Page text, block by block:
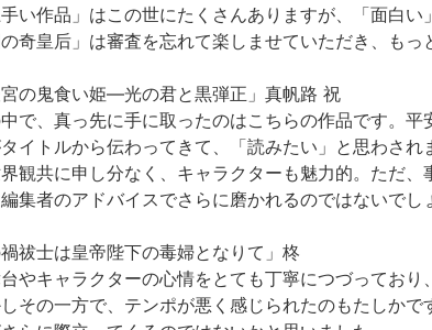
い作品」はこの世にたくさんありますが、「面白
の奇皇后」は審査を忘れて楽しませていただき、も
宮の鬼食い姫―光の君と黒弾正」真帆路 祝
で、真っ先に手に取ったのはこちらの作品です。
イトルから伝わってきて、「読みたい」と思わされ
観共に申し分なく、キャラクターも魅力的。ただ
集者のアドバイスでさらに磨かれるのではないでし
禍祓士は皇帝陛下の毒婦となりて」柊
やキャラクターの心情をとても丁寧につづってお
その一方で、テンポが悪く感じられたのもたしか